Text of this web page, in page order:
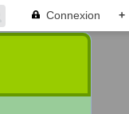
Connexion +